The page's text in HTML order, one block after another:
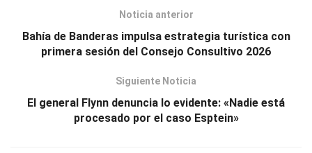
Noticia anterior
Bahía de Banderas impulsa estrategia turística con
primera sesión del Consejo Consultivo 2026
Siguiente Noticia
El general Flynn denuncia lo evidente: «Nadie está
procesado por el caso Esptein»